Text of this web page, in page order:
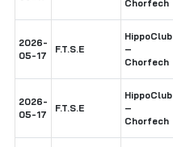
Chorfech
2026-
05-17
F.T.S.E
HippoClub
–
Chorfech
2026-
05-17
F.T.S.E
HippoClub
–
Chorfech